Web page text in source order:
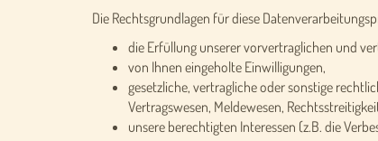
Die Rechtsgrundlagen für diese
die Erfüllung unserer vorvertraglichen und
von Ihnen eingeholte Einwilligungen,
gesetzliche, vertragliche oder sonstige
Vertragswesen, Meldewesen,
unsere berechtigten Interessen (z.B. die